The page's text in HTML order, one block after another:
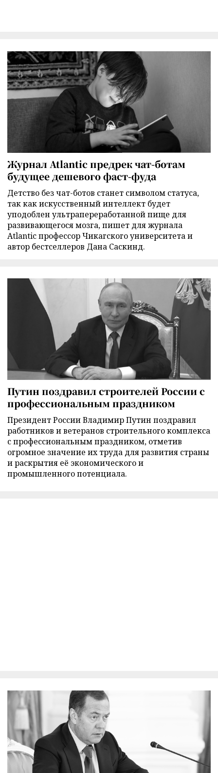
Журнал Atlantic предрек чат-ботам
будущее дешевого фаст-фуда
Детство без чат-ботов станет символом статуса,
так как искусственный интеллект будет
уподоблен ультрапереработанной пище для
развивающегося мозга, пишет для журнала
Atlantic профессор Чикагского университета и
автор бестселлеров Дана Саскинд.
Путин поздравил строителей России с
профессиональным праздником
Президент России Владимир Путин поздравил
работников и ветеранов строительного комплекса
с профессиональным праздником, отметив
огромное значение их труда для развития страны
и раскрытия её экономического и
промышленного потенциала.